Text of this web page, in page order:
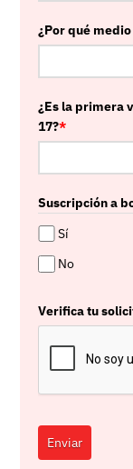
¿Por qué
¿Es la primera
17?*
Suscripción a
Sí
No
Verifica tu
Enviar